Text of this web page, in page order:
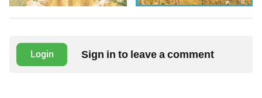
Login Sign in to leave a comment